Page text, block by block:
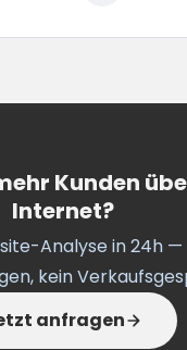
Kunden
Internet?
Analyse in 24h
kein
anfragen